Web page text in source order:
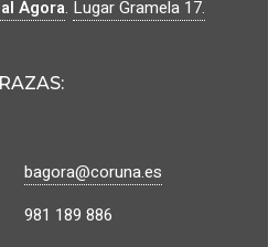
Ágora. Lugar Gramela 17.
:
bagora@coruna.es
981 189 886